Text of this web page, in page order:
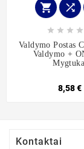
 
   
Valdymo Postas
Valdymo +
8,58 €
Kontaktai